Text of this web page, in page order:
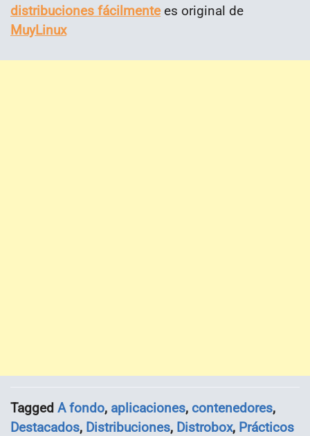
distribuciones fácilmentees original de
MuyLinux
Tagged A fondo, aplicaciones, contenedores,
Destacados, Distribuciones, Distrobox, Prácticos